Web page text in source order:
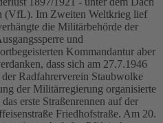
(VfL). Im Zweiten Weltkrieg lief
die Militärbehörde der
und
Kommandantur aber
dass sich am 27.7.1946
Radfahrerverein Staubwolke
der Militärregierung organisierte
erste Straßenrennen auf der
Friedhofstraße. Am 20.